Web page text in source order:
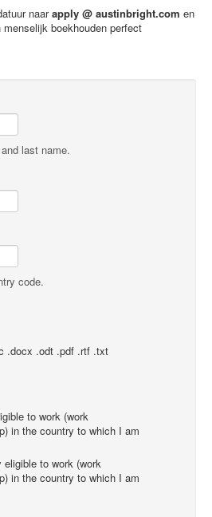
naarapply @ austinbright.com en
boekhouden perfect
last name.
code.
.docx .odt .pdf .rtf .txt
to work (work
in the country to which I am
to work (work
in the country to which I am